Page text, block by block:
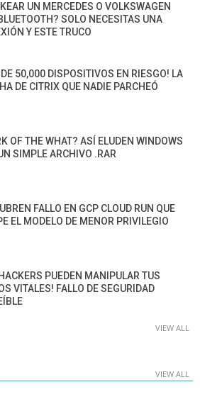
UN MERCEDES O VOLKSWAGEN
SOLO NECESITAS UNA
Y ESTE TRUCO
DE 50,000 DISPOSITIVOS EN RIESGO! LA
DE CITRIX QUE NADIE PARCHEÓ
OF THE WHAT? ASÍ ELUDEN WINDOWS
SIMPLE ARCHIVO .RAR
FALLO EN GCP CLOUD RUN QUE
EL MODELO DE MENOR PRIVILEGIO
PUEDEN MANIPULAR TUS
VITALES! FALLO DE SEGURIDAD
VIEW ALL
VIEW ALL